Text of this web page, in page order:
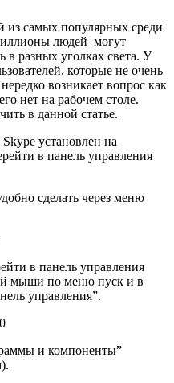
из самых популярных среди
людей могут
в разных уголках света. У
которые не очень
возникает вопрос как
нет на рабочем столе.
в данной статье.
установлен на
в панель управления
сделать через меню
в панель управления
мыши по меню пуск и в
управления”.
и компоненты”